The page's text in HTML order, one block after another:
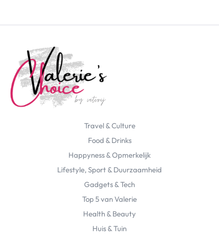
Travel & Culture
Food & Drinks
Happyness & Opmerkelijk
Lifestyle, Sport & Duurzaamheid
Gadgets & Tech
Top 5 van Valerie
Health & Beauty
Huis & Tuin